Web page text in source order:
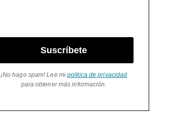
Suscríbete
¡No hago spam! Lee mipolítica de privacidad
para obtener más información.